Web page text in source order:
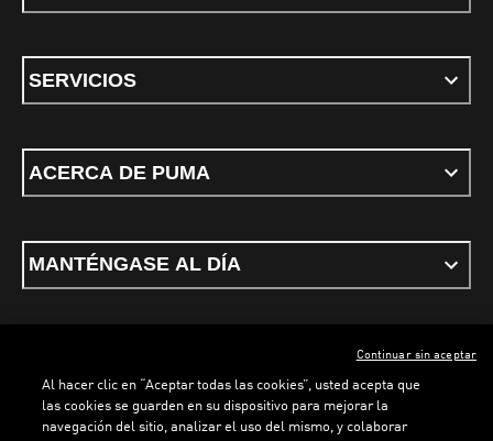
SERVICIOS
ACERCA DE PUMA
MANTÉNGASE AL DÍA
ESPAÑOL
Al hacer clic en “Aceptar todas las cookies”, usted acepta que
las cookies se guarden en su dispositivo para mejorar la
navegación del sitio, analizar el uso del mismo, y colaborar
Continuar sin aceptar